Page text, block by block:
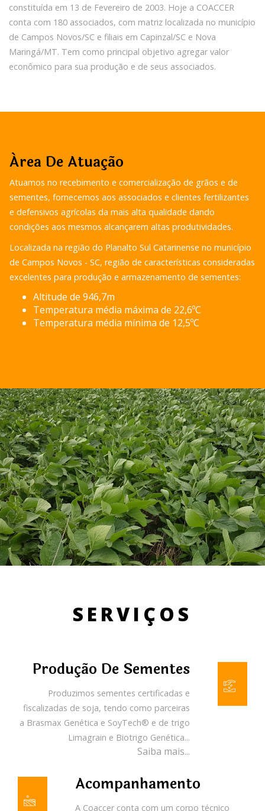
constituída em 13 de Fevereiro de 2003. Hoje a COACCER
conta com 180 associados, com matriz localizada no município
de Campos Novos/SC e filiais em Capinzal/SC e Nova
Maringá/MT. Tem como principal objetivo agregar valor
econômico para sua produção e de seus associados.
Área De Atuação
Atuamos no recebimento e comercialização de grãos e de
sementes, fornecemos aos associados e clientes fertilizantes
e defensivos agrícolas da mais alta qualidade dando
condições aos mesmos alcançarem altas produtividades.
Localizada na região do Planalto Sul Catarinense no município
de Campos Novos - SC, região de características consideradas
excelentes para produção e armazenamento de sementes:
Altitude de 946,7m
Temperatura média máxima de 22,6ºC
Temperatura média mínima de 12,5ºC
SERVIÇOS
Produção De Sementes
Produzimos sementes certificadas e
fiscalizadas de soja, tendo como parceiras
a Brasmax Genética e SoyTech® e de trigo
Limagrain e Biotrigo Genética...
Saiba mais...
Acompanhamento
A Coaccer conta com um corpo técnico